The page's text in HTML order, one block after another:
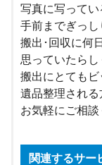
写真に写って
手前までぎっし
搬出･回収に何
思っていたら
搬出にとてもビ
遺品整理され
お気軽にご相談
関連するサー